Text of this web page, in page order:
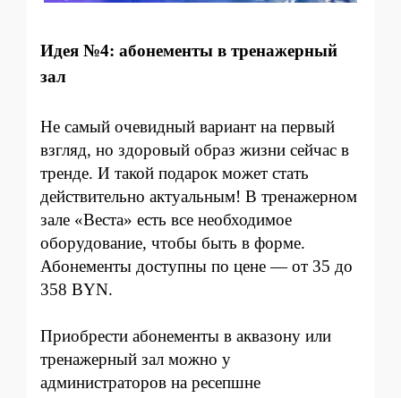
Идея №4: абонементы в тренажерный
зал
Не самый очевидный вариант на первый
взгляд, но здоровый образ жизни сейчас в
тренде. И такой подарок может стать
действительно актуальным! В тренажерном
зале «Веста» есть все необходимое
оборудование, чтобы быть в форме.
Абонементы доступны по цене — от 35 до
358 BYN.
Приобрести абонементы в аквазону или
тренажерный зал можно у
администраторов на ресепшне